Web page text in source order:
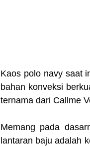
Kaos polo navy saat
bahan konveksi
ternama dari Callme
Memang pada
lantaran baju adalah